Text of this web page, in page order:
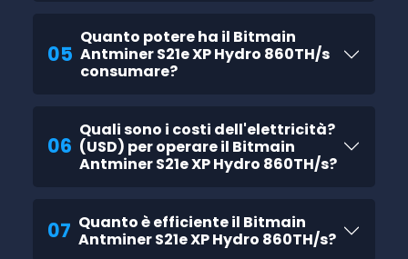
05
Quanto potere ha il Bitmain
Antminer S21e XP Hydro 860TH/s
consumare?
06
Quali sono i costi dell'elettricità?
(USD) per operare il Bitmain
Antminer S21e XP Hydro 860TH/s?
07 Quanto è efficiente il Bitmain
Antminer S21e XP Hydro 860TH/s?